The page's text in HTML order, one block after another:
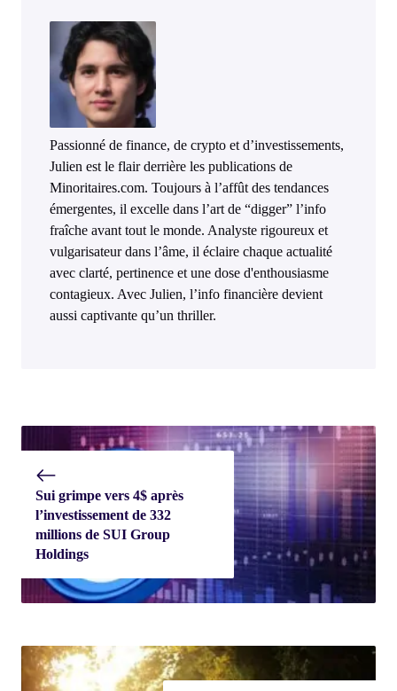
Passionné de finance, de crypto et d’investissements,
Julien est le flair derrière les publications de
Minoritaires.com. Toujours à l’affût des tendances
émergentes, il excelle dans l’art de “digger” l’info
fraîche avant tout le monde. Analyste rigoureux et
vulgarisateur dans l’âme, il éclaire chaque actualité
avec clarté, pertinence et une dose d'enthousiasme
contagieux. Avec Julien, l’info financière devient
aussi captivante qu’un thriller.
Sui grimpe vers 4$ après
l’investissement de 332
millions de SUI Group
Holdings